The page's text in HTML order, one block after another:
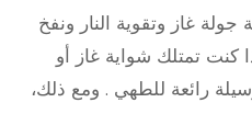
غاز وتقوية النار ونفخ
كنت تمتلك شواية غاز أو
رائعة للطهي . ومع ذلك،